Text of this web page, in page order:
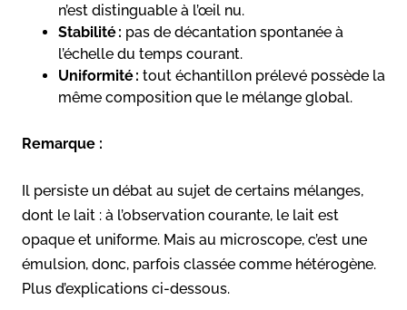
n’est distinguable à l’œil nu.
Stabilité : pas de décantation spontanée à
l’échelle du temps courant.
Uniformité : tout échantillon prélevé possède la
même composition que le mélange global.
Remarque :
Il persiste un débat au sujet de certains mélanges,
dont le lait : à l’observation courante, le lait est
opaque et uniforme. Mais au microscope, c’est une
émulsion, donc, parfois classée comme hétérogène.
Plus d’explications ci-dessous.